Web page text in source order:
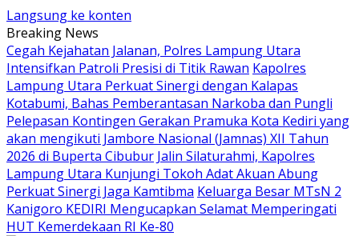
Langsung ke konten
Breaking News
Cegah Kejahatan Jalanan, Polres Lampung Utara
Intensifkan Patroli Presisi di Titik Rawan Kapolres
Lampung Utara Perkuat Sinergi dengan Kalapas
Kotabumi, Bahas Pemberantasan Narkoba dan Pungli
Pelepasan Kontingen Gerakan Pramuka Kota Kediri yang
akan mengikuti Jambore Nasional (Jamnas) XII Tahun
2026 di Buperta Cibubur Jalin Silaturahmi, Kapolres
Lampung Utara Kunjungi Tokoh Adat Akuan Abung
Perkuat Sinergi Jaga Kamtibma Keluarga Besar MTsN 2
Kanigoro KEDIRI Mengucapkan Selamat Memperingati
HUT Kemerdekaan RI Ke-80